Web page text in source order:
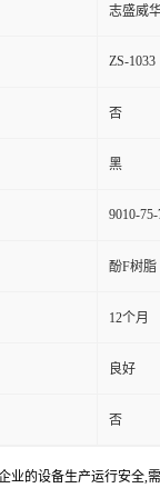
志盛威
ZS-1033
否
黑
9010-75-
酚F树脂
12个月
良好
否
的设备生产运行安全,需